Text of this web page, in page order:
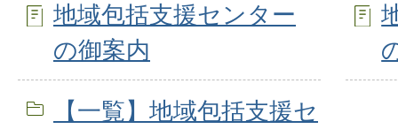
地域包括支援センター
の御案内
【一覧】地域包括支援セ